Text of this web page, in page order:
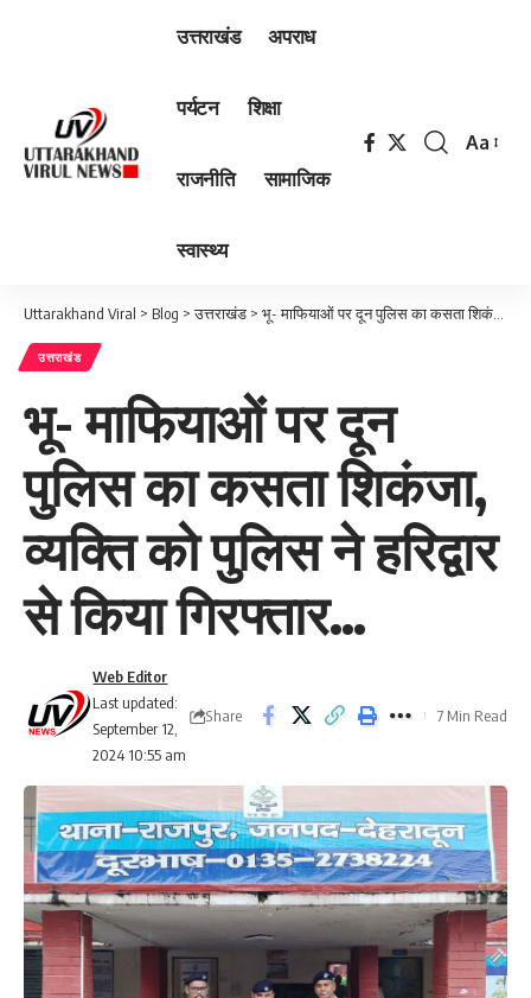
उत्तराखंड अपराध
पर्यटन शिक्षा
राजनीति सामाजिक
स्वास्थ्य
Font
Aa
Uttarakhand Viral > Blog >उत्तराखंड > भू- माफियाओं पर दून पुलिस का कसता शिकंजा, व्यक्ति को पुलिस ने हरिद्वार से किया गिरफ्तार…
उत्तराखंड
भू- माफियाओं पर दून
पुलिस का कसता शिकंजा,
व्यक्ति को पुलिस ने हरिद्वार
से किया गिरफ्तार…
Last updated:
September 12,
2024 10:55 am
Web Editor
Share 7 Min Read